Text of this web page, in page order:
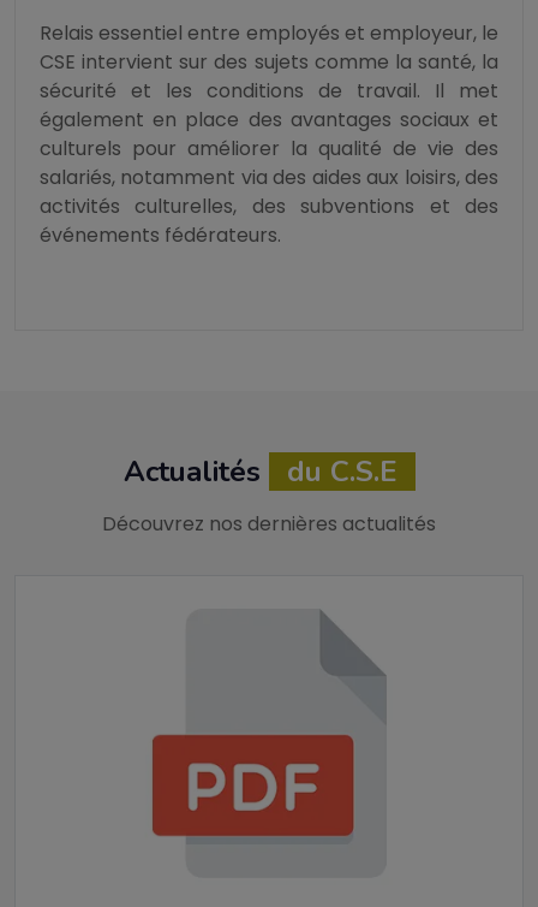
Relais essentiel entre employés et employeur, le
CSE intervient sur des sujets comme la santé, la
sécurité et les conditions de travail. Il met
également en place des avantages sociaux et
culturels pour améliorer la qualité de vie des
salariés, notamment via des aides aux loisirs, des
activités culturelles, des subventions et des
événements fédérateurs.
Actualités du C.S.E
Découvrez nos dernières actualités